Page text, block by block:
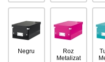
Negru
Roz
Metalizat